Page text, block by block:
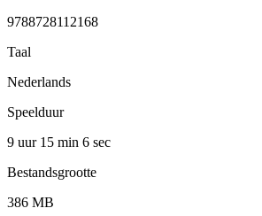
9788728112168
Taal
Nederlands
Speelduur
9 uur 15 min 6 sec
Bestandsgrootte
386 MB